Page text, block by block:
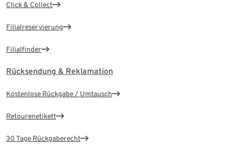
Click & Collect
Filialreservierung
Filialfinder
Rücksendung & Reklamation
Kostenlose Rückgabe / Umtausch
Retourenetikett
30 Tage Rückgaberecht